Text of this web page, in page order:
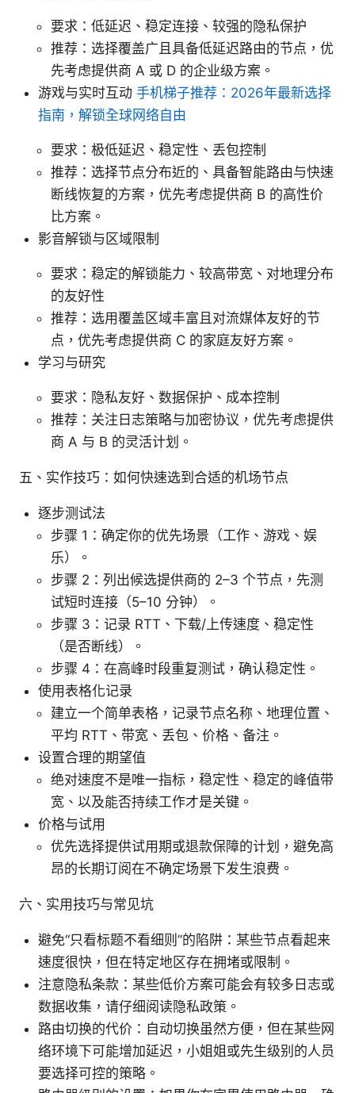
要求：低延迟、稳定连接、较强的隐私保护
推荐：选择覆盖广且具备低延迟路由的节点，优
先考虑提供商 A 或 D 的企业级方案。
游戏与实时互动 手机梯子推荐：2026年最新选择
指南，解锁全球网络自由
要求：极低延迟、稳定性、丢包控制
推荐：选择节点分布近的、具备智能路由与快速
断线恢复的方案，优先考虑提供商 B 的高性价
比方案。
影音解锁与区域限制
要求：稳定的解锁能力、较高带宽、对地理分布
的友好性
推荐：选用覆盖区域丰富且对流媒体友好的节
点，优先考虑提供商 C 的家庭友好方案。
学习与研究
要求：隐私友好、数据保护、成本控制
推荐：关注日志策略与加密协议，优先考虑提供
商 A 与 B 的灵活计划。
五、实作技巧：如何快速选到合适的机场节点
逐步测试法
步骤 1：确定你的优先场景（工作、游戏、娱
乐）。
步骤 2：列出候选提供商的 2–3 个节点，先测
试短时连接（5–10 分钟）。
步骤 3：记录 RTT、下载/上传速度、稳定性
（是否断线）。
步骤 4：在高峰时段重复测试，确认稳定性。
使用表格化记录
建立一个简单表格，记录节点名称、地理位置、
平均 RTT、带宽、丢包、价格、备注。
设置合理的期望值
绝对速度不是唯一指标，稳定性、稳定的峰值带
宽、以及能否持续工作才是关键。
价格与试用
优先选择提供试用期或退款保障的计划，避免高
昂的长期订阅在不确定场景下发生浪费。
六、实用技巧与常见坑
避免“只看标题不看细则”的陷阱：某些节点看起来
速度很快，但在特定地区存在拥堵或限制。
注意隐私条款：某些低价方案可能会有较多日志或
数据收集，请仔细阅读隐私政策。
路由切换的代价：自动切换虽然方便，但在某些网
络环境下可能增加延迟，小姐姐或先生级别的人员
要选择可控的策略。